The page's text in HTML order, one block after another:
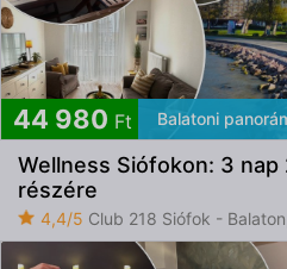
44 980 Ft Balatoni
Wellness Siófokon: 3 nap
részére
4,4/5 Club 218 Siófok -